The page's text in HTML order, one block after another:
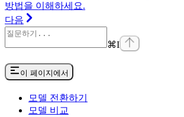
방법을 이해하세요.
다음
⌘I
이 페이지에서
모델 전환하기
모델 비교